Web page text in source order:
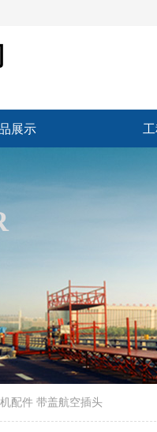
展示
配件 带盖航空插头